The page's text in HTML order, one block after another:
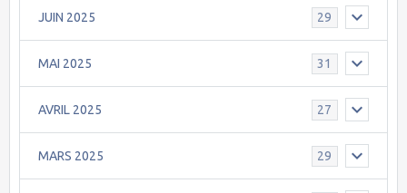
JUIN 2025 29
MAI 2025 31
AVRIL 2025 27
MARS 2025 29